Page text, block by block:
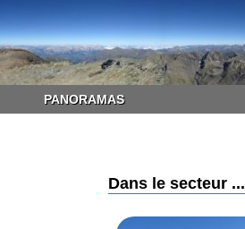
PANORAMAS
Dans le secteur ...